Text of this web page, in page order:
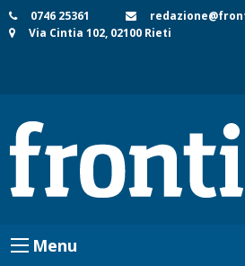
Skip
to
0746 25361
Via Cintia 102, 02100 Rieti
Menu